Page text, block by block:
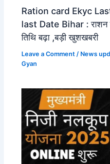
Ration card Ekyc
last Date Bihar : राशन
तिथि बढ़ा ,बड़ी खुशखबरी
Leave a Comment / News
Gyan